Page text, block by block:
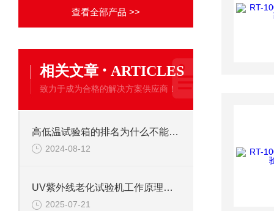
查看全部产品 >>
相关文章 · ARTICLES
致力于成为合格的解决方案供应商！
高低温试验箱的排名为什么不能代替高温烤箱
2024-08-12
UV紫外线老化试验机工作原理是什么
2025-07-21